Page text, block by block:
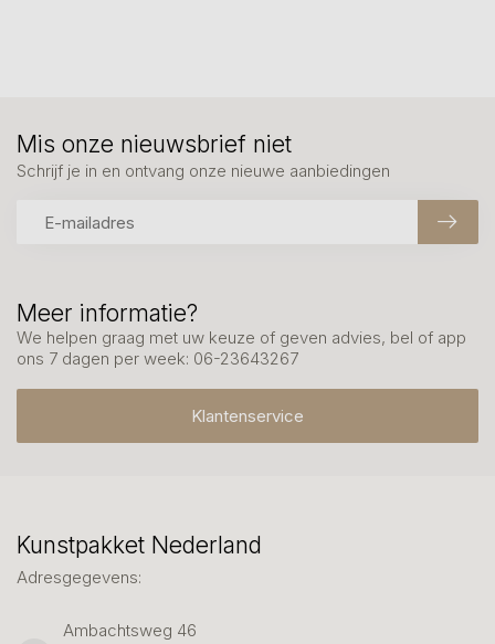
Meer informatie?
We helpen graag met uw keuze of geven advies, bel of app
ons 7 dagen per week: 06-23643267
Klantenservice
Mis onze nieuwsbrief niet
Schrijf je in en ontvang onze nieuwe aanbiedingen
Kunstpakket Nederland
Adresgegevens:
Ambachtsweg 46